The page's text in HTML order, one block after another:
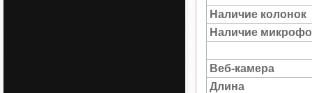
Наличие колонок
Наличие
Веб-камера
Длина